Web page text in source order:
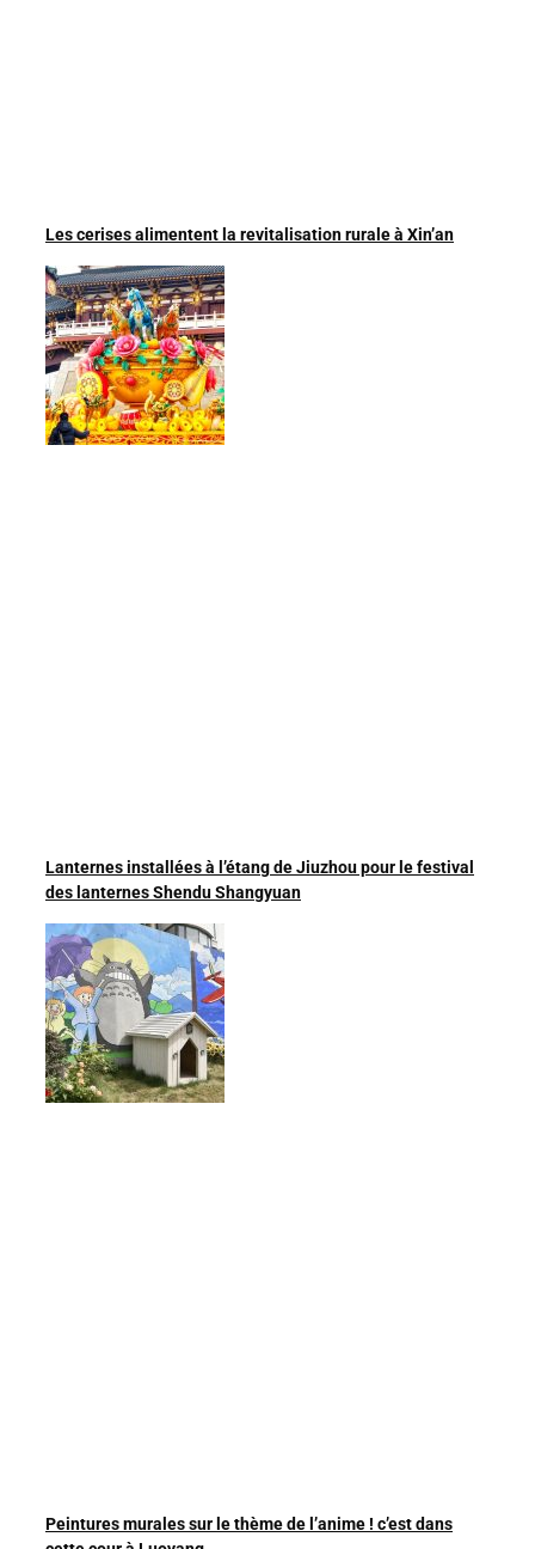
Les cerises alimentent la revitalisation rurale à Xin’an
Lanternes installées à l’étang de Jiuzhou pour le festival
des lanternes Shendu Shangyuan
Peintures murales sur le thème de l’anime ! c’est dans